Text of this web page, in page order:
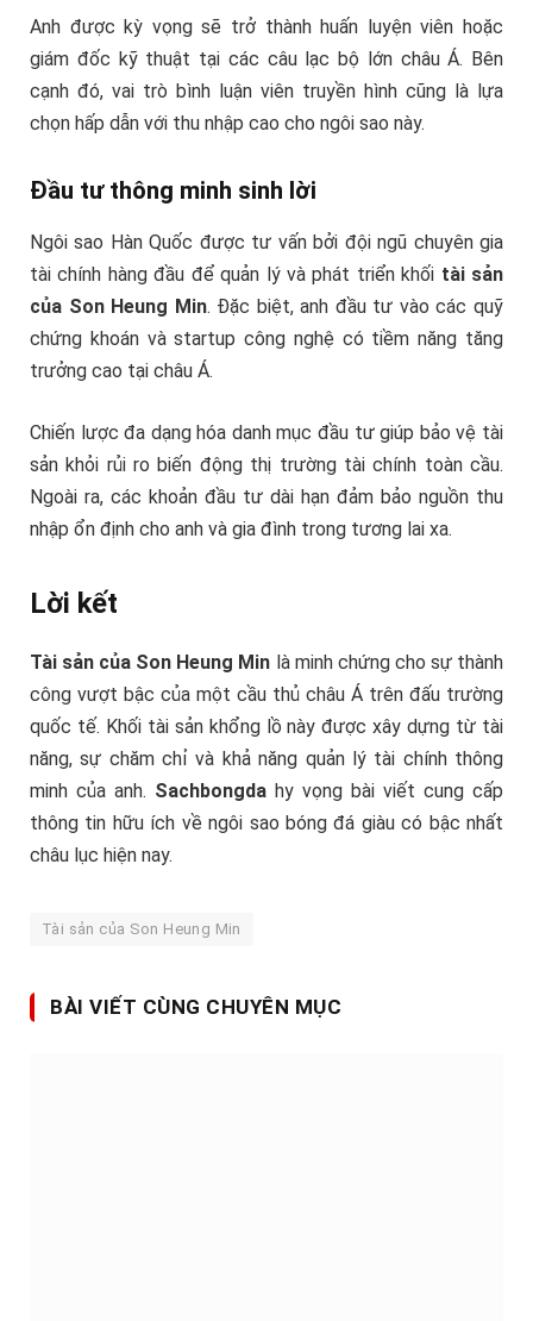
Anh được kỳ vọng sẽ trở thành huấn luyện viên hoặc
giám đốc kỹ thuật tại các câu lạc bộ lớn châu Á. Bên
cạnh đó, vai trò bình luận viên truyền hình cũng là lựa
chọn hấp dẫn với thu nhập cao cho ngôi sao này.
Đầu tư thông minh sinh lời
Ngôi sao Hàn Quốc được tư vấn bởi đội ngũ chuyên gia
tài chính hàng đầu để quản lý và phát triển khối tài sản
của Son Heung Min. Đặc biệt, anh đầu tư vào các quỹ
chứng khoán và startup công nghệ có tiềm năng tăng
trưởng cao tại châu Á.
Chiến lược đa dạng hóa danh mục đầu tư giúp bảo vệ tài
sản khỏi rủi ro biến động thị trường tài chính toàn cầu.
Ngoài ra, các khoản đầu tư dài hạn đảm bảo nguồn thu
nhập ổn định cho anh và gia đình trong tương lai xa.
Lời kết
Tài sản của Son Heung Min là minh chứng cho sự thành
công vượt bậc của một cầu thủ châu Á trên đấu trường
quốc tế. Khối tài sản khổng lồ này được xây dựng từ tài
năng, sự chăm chỉ và khả năng quản lý tài chính thông
minh của anh. Sachbongda hy vọng bài viết cung cấp
thông tin hữu ích về ngôi sao bóng đá giàu có bậc nhất
châu lục hiện nay.
Tài sản của Son Heung Min
BÀI VIẾT CÙNG CHUYÊN MỤC